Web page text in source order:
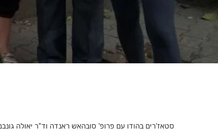
סטאז'רים בהודו עם פרופ' סובהאש ראנדה וד"ר יאולה